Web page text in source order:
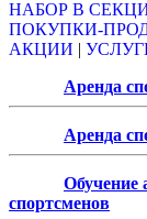
НАБОР В
ПОКУПКИ-
АКЦИИ |
Аренда
Аренда
Обучение
спортсменов